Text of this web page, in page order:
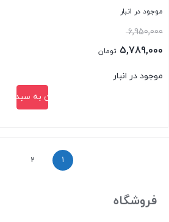
موجود در انبار
6,950,000قیمت
اصلی:
بود.
5,789,000 تومان
موجود در انبار
افزودن به سبد خرید
1
2
فروشگاه